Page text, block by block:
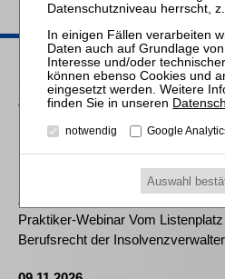
Passende Seminare
25.11.2026
Kommunikation - essenziell für
25.08.2026
Praktiker-Webinar Vom
Berufsrecht der Insolvenzverwalter
notwendig Google
Auswahl